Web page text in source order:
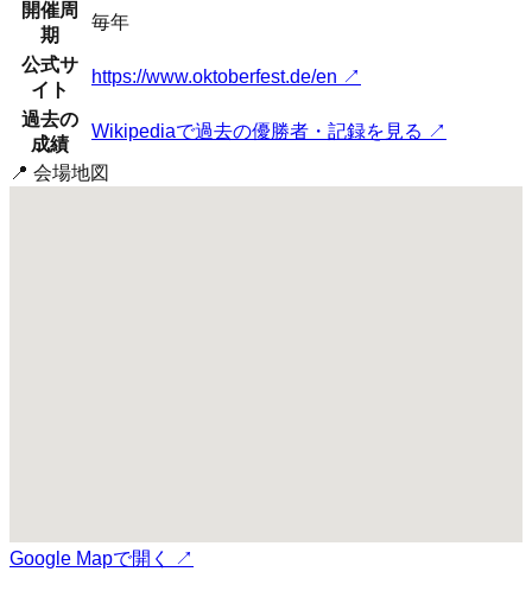
開催周
期
毎年
公式サ
イト
https://www.oktoberfest.de/en ↗
過去の
成績
Wikipediaで過去の優勝者・記録を見る ↗
📍 会場地図
Google Mapで開く ↗